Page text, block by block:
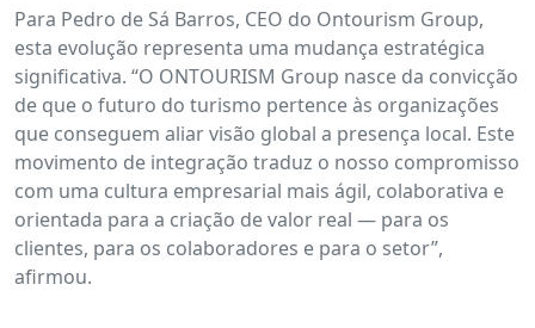
Para Pedro de Sá Barros, CEO do Ontourism Group,
esta evolução representa uma mudança estratégica
significativa. “O ONTOURISM Group nasce da convicção
de que o futuro do turismo pertence às organizações
que conseguem aliar visão global a presença local. Este
movimento de integração traduz o nosso compromisso
com uma cultura empresarial mais ágil, colaborativa e
orientada para a criação de valor real — para os
clientes, para os colaboradores e para o setor”,
afirmou.